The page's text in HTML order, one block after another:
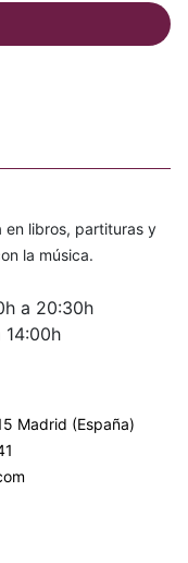
en libros, partituras y
la música.
a 20:30h
14:00h
Madrid (España)